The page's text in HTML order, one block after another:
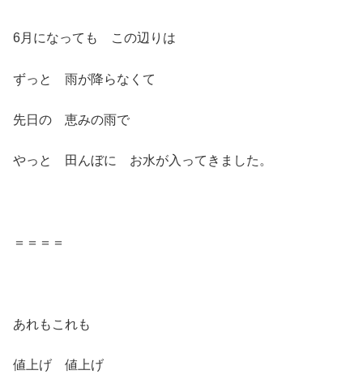
6月になっても この辺りは
ずっと 雨が降らなくて
先日の 恵みの雨で
やっと 田んぼに お水が入ってきました。
＝＝＝＝
あれもこれも
値上げ 値上げ